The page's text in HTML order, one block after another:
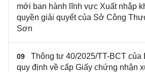
mới ban hành lĩnh vực Xuất nhập
quyền giải quyết của Sở Công
Sơn
09
Thông tư 40/2025/TT-BCT
quy định về cấp Giấy chứng nhận